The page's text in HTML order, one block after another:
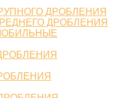
ДРОБЛЕНИЯ
ДРОБЛЕНИЯ